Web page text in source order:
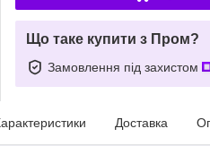
Що таке купити з Пром?
Замовлення під захистом
Доставка